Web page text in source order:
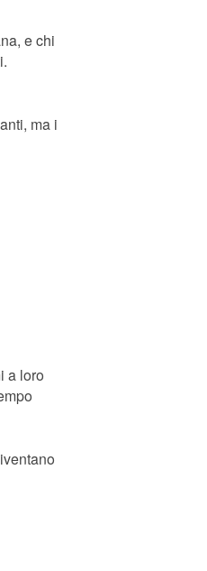
e chi
ma i
a loro